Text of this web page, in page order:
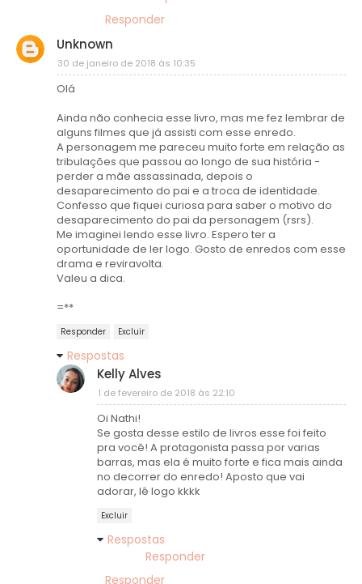
Responder
Unknown
30 de janeiro de 2018 às 10:35
Olá
Ainda não conhecia esse livro, mas me fez lembrar de
alguns filmes que já assisti com esse enredo.
A personagem me pareceu muito forte em relação as
tribulações que passou ao longo de sua história -
perder a mãe assassinada, depois o
desaparecimento do pai e a troca de identidade.
Confesso que fiquei curiosa para saber o motivo do
desaparecimento do pai da personagem (rsrs).
Me imaginei lendo esse livro. Espero ter a
oportunidade de ler logo. Gosto de enredos com esse
drama e reviravolta.
Valeu a dica.
=**
Responder Excluir
Respostas
Kelly Alves
1 de fevereiro de 2018 às 22:10
Oi Nathi!
Se gosta desse estilo de livros esse foi feito
pra você! A protagonista passa por varias
barras, mas ela é muito forte e fica mais ainda
no decorrer do enredo! Aposto que vai
adorar, lê logo kkkk
Excluir
Respostas
Responder
Responder